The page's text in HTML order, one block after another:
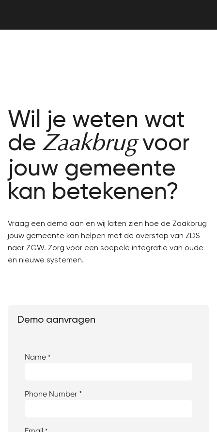
Wil je weten wat
de Zaakbrugvoor
jouw gemeente
kan betekenen?
Vraag een demo aan en wij laten zien hoe de Zaakbrug
jouw gemeente kan helpen met de overstap van ZDS
naar ZGW. Zorg voor een soepele integratie van oude
en nieuwe systemen.
Demo aanvragen